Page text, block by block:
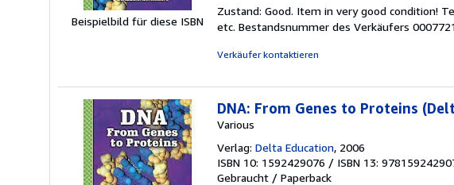
Beispielbild für diese ISBN
von
Zustand: Good. Item in very good condition!
etc. Bestandsnummer des Verkäufers
Verkäufer kontaktieren
DNA: From Genes to Proteins
Various
Verlag: Delta Education, 2006
ISBN 10: 1592429076 / ISBN 13:
Gebraucht / Paperback